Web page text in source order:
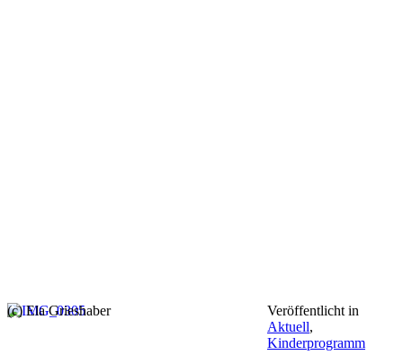
(c) Ela Grieshaber
Veröffentlicht in
Aktuell,
Kinderprogramm